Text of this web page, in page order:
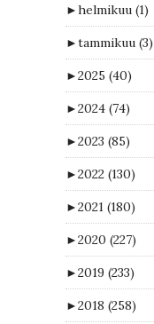
►helmikuu (1)
►tammikuu (3)
►2025 (40)
►2024 (74)
►2023 (85)
►2022 (130)
►2021 (180)
►2020 (227)
►2019 (233)
►2018 (258)